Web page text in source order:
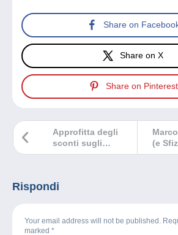
Share on
Share on X
Share on Pinterest
(e
30
Approfitta degli
sconti sugli
oggetti
Rispondi
Your email address will not be published.
marked *